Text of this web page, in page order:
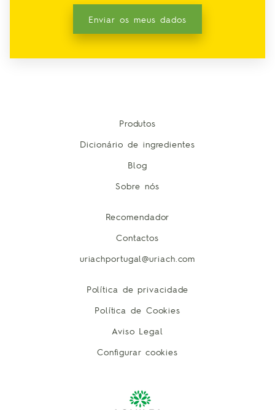
Enviar os meus dados
Produtos
Dicionário de ingredientes
Blog
Sobre nós
Recomendador
Contactos
uriachportugal@uriach.com
Política de privacidade
Política de Cookies
Aviso Legal
Configurar cookies